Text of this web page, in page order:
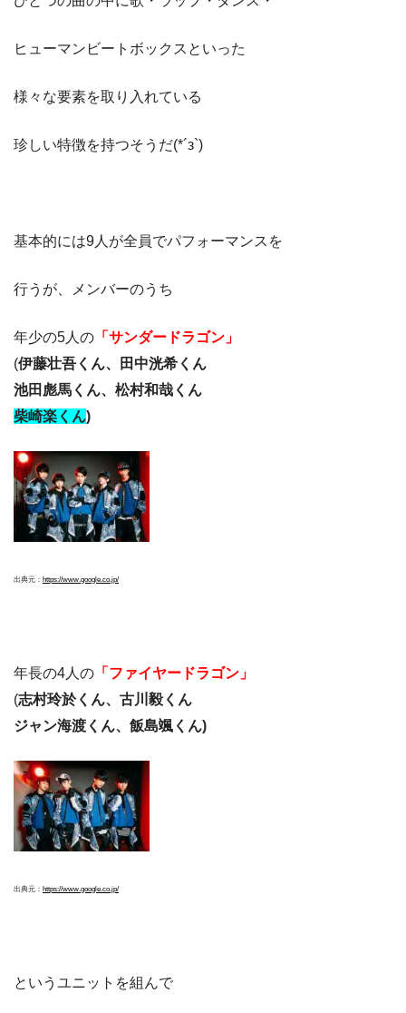
ヒューマンビートボックスといった
様々な要素を取り入れている
珍しい特徴を持つそうだ(*´з`)
基本的には9人が全員でパフォーマンスを
行うが、メンバーのうち
年少の5人の 「サンダードラゴン」
(伊藤壮吾くん、田中洸希くん
池田彪馬くん、松村和哉くん
柴崎楽くん)
出典元： https://www.google.co.jp/
年長の4人の 「ファイヤードラゴン」
(志村玲於くん、古川毅くん
ジャン海渡くん、飯島颯くん)
出典元： https://www.google.co.jp/
というユニットを組んで